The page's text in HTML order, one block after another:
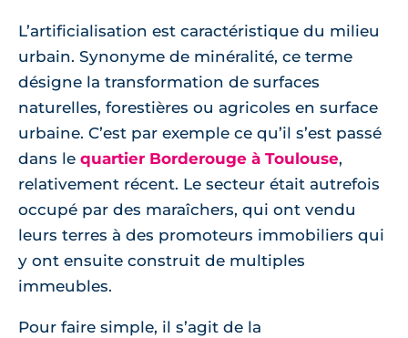
L’artificialisation est caractéristique du milieu
urbain. Synonyme de minéralité, ce terme
désigne la transformation de surfaces
naturelles, forestières ou agricoles en surface
urbaine. C’est par exemple ce qu’il s’est passé
dans le quartier Borderouge à Toulouse,
relativement récent. Le secteur était autrefois
occupé par des maraîchers, qui ont vendu
leurs terres à des promoteurs immobiliers qui
y ont ensuite construit de multiples
immeubles.
Pour faire simple, il s’agit de la